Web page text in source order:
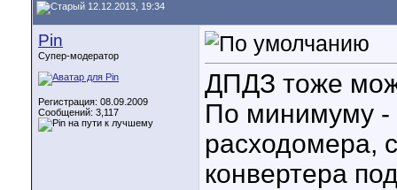
12.12.2013, 19:34
Pin
Супер-модератор
Регистрация: 08.09.2009
Сообщений: 3,117
ДПДЗ тоже
По минимуму -
расходомера,
конвертера